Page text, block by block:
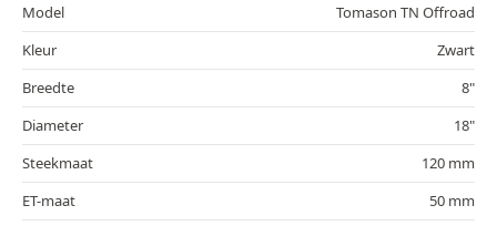
Model
Tomason TN Offroad
Kleur
Zwart
Breedte
8"
Diameter
18"
Steekmaat
120 mm
ET-maat
50 mm